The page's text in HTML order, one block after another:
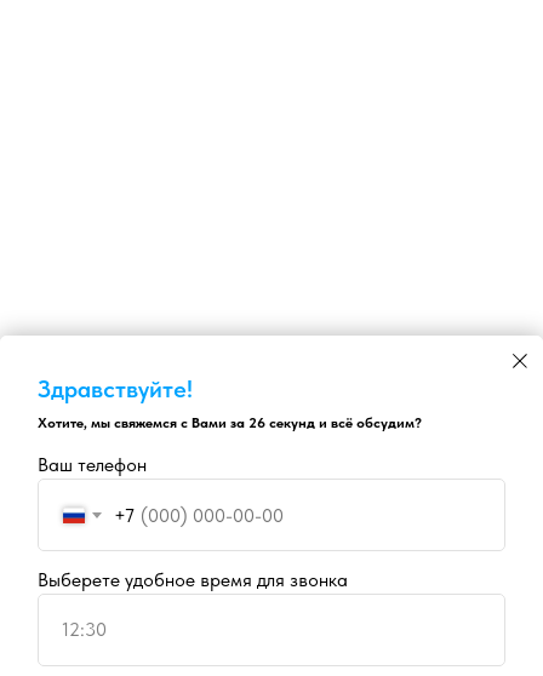
Здравствуйте!
Хотите, мы свяжемся с Вами за 26 секунд и всё обсудим?
Ваш телефон
+7
Выберете удобное время для звонка
12:30